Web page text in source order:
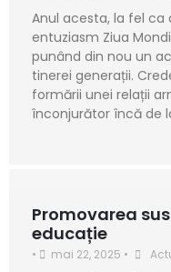
Anul acesta, la fel
entuziasm Ziua
punând din nou un
tinerei generații.
formării unei relații
înconjurător încă de
Promovarea
educație
• mai 22, 2025 •